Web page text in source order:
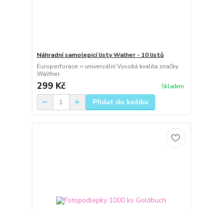
Náhradní samolepicí listy Walher - 10 listů
Europerforace = univerzální Vysoká kvalita značky
Walther.
299 Kč Skladem
Přidat do košíku